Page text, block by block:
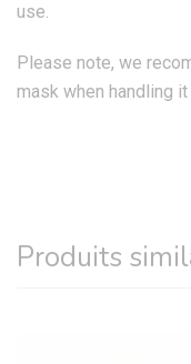
use.
Please note, we
mask when handling
Produits